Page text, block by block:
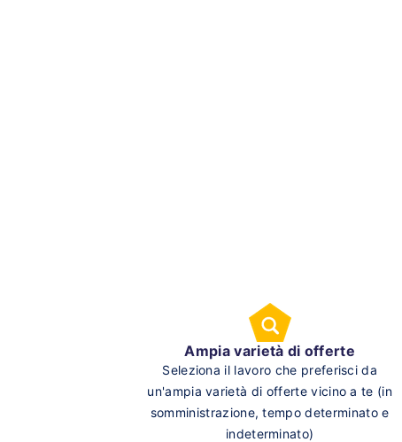
Ampia varietà di offerte
Seleziona il lavoro che preferisci da
un'ampia varietà di offerte vicino a te (in
somministrazione, tempo determinato e
indeterminato)